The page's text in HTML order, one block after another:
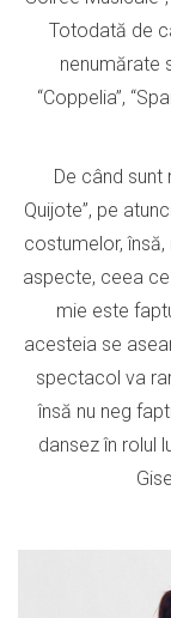
Totodată de
nenumărate
“Coppelia”,
De când sunt
Quijote”, pe
costumelor,
aspecte, ceea
mie este
acesteia se
spectacol va
însă nu neg
dansez în rolul